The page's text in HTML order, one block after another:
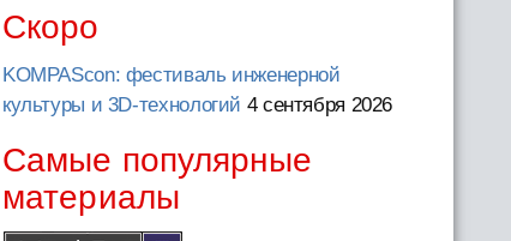
Скоро
KOMPAScon: фестиваль инженерной
культуры и 3D-технологий 4 сентября 2026
Самые популярные
материалы